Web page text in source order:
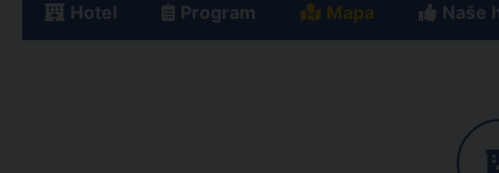
Hotel Program Mapa Naše